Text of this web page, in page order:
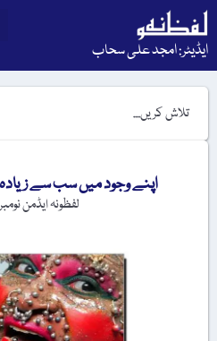
ایڈیٹر: امجد علی سحاب
اپنے وجود میں سب سے
لفظونہ ایڈمننومبر 15,